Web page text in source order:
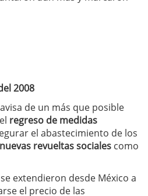
2008
de un más que posible
regreso de medidas
el abastecimiento de los
nuevas revueltas sociales como
extendieron desde México a
el precio de las